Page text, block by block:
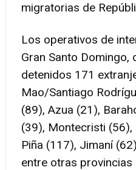
migratorias de
Los operativos de
Gran Santo Domingo,
detenidos 171
Mao/Santiago
(89), Azua (21),
(39), Montecristi (56),
Piña (117), Jimaní
entre otras provincias